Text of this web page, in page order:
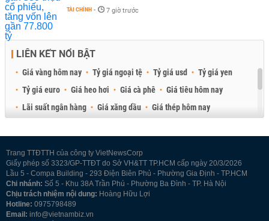
TÀI CHÍNH - 7 giờ trước
LIÊN KẾT NỔI BẬT
Giá vàng hôm nay Tỷ giá ngoại tệ Tỷ giá usd
Tỷ giá yen
Tỷ giá euro
Giá heo hơi Giá cà phê
Giá tiêu hôm nay
Lãi suất ngân hàng
Giá xăng dầu
Giá thép hôm nay
Trang TTĐTTH của công ty VietNewsCorp
Giấy phép số 3323/GP-TTĐT do Sở VH&TT TP.HCM cấp ngày 20/3/2026
Lầu 5 - Compa Building - 293 Điện Biên Phủ - Phường Gia Định - TP.HCM
Chi nhánh: Số 5 - Khu 38A Trần Phú - Phường Ba Đình - TP. Hà Nội
Chịu trách nhiệm nội dung: Hoàng Hữu Lợi
Hotline: 0975798489
Email: info@vietnambiz.vn